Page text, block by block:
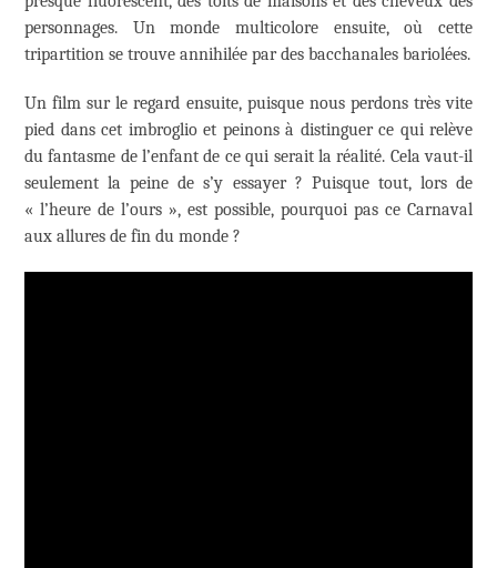
personnages. Un monde multicolore ensuite, où cette
tripartition se trouve annihilée par des bacchanales bariolées.
Un film sur le regard ensuite, puisque nous perdons très vite
pied dans cet imbroglio et peinons à distinguer ce qui relève
du fantasme de l’enfant de ce qui serait la réalité. Cela vaut-il
seulement la peine de s’y essayer ? Puisque tout, lors de
« l’heure de l’ours », est possible, pourquoi pas ce Carnaval
aux allures de fin du monde ?